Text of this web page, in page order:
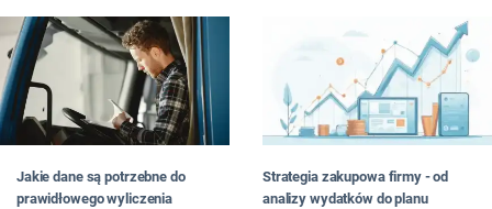
Jakie dane są potrzebne do
prawidłowego wyliczenia
Strategia zakupowa firmy - od
analizy wydatków do planu